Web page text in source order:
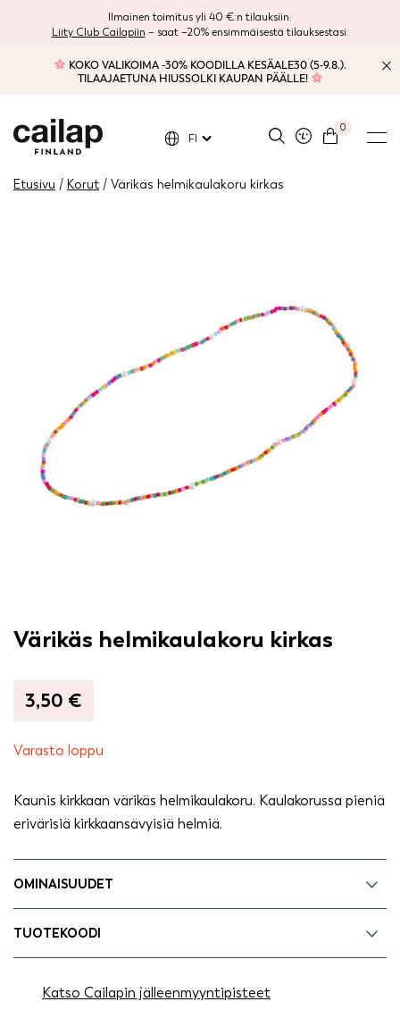
Ilmainen toimitus yli 40 €:n tilauksiin.
Liity Club Cailapiin – saat –20% ensimmäisestä tilauksestasi.
KOKO VALIKOIMA -30% KOODILLA KESÄALE30 (5-9.8.).
TILAAJAETUNA HIUSSOLKI KAUPAN PÄÄLLE!
0
FI
Etusivu / Korut / Värikäs helmikaulakoru kirkas
Värikäs helmikaulakoru kirkas
3,50 €
Varasto loppu
Kaunis kirkkaan värikäs helmikaulakoru. Kaulakorussa pieniä
erivärisiä kirkkaansävyisiä helmiä.
OMINAISUUDET
TUOTEKOODI
Katso Cailapin jälleenmyyntipisteet